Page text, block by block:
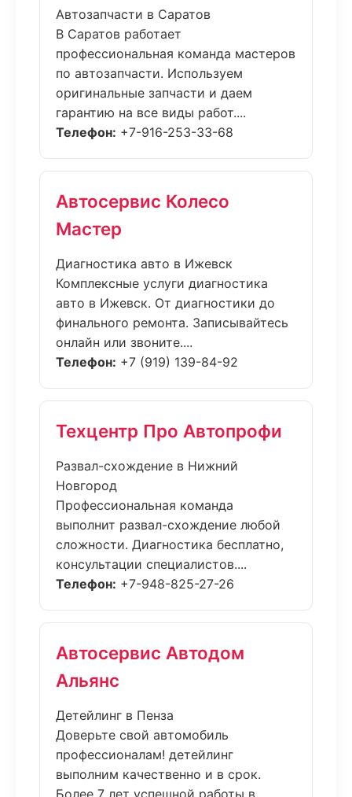
Автозапчасти в Саратов
В Саратов работает
профессиональная команда мастеров
по автозапчасти. Используем
оригинальные запчасти и даем
гарантию на все виды работ....
Телефон: +7-916-253-33-68
Автосервис Колесо
Мастер
Диагностика авто в Ижевск
Комплексные услуги диагностика
авто в Ижевск. От диагностики до
финального ремонта. Записывайтесь
онлайн или звоните....
Телефон: +7 (919) 139-84-92
Техцентр Про Автопрофи
Развал-схождение в Нижний
Новгород
Профессиональная команда
выполнит развал-схождение любой
сложности. Диагностика бесплатно,
консультации специалистов....
Телефон: +7-948-825-27-26
Автосервис Автодом
Альянс
Детейлинг в Пенза
Доверьте свой автомобиль
профессионалам! детейлинг
выполним качественно и в срок.
Более 7 лет успешной работы в